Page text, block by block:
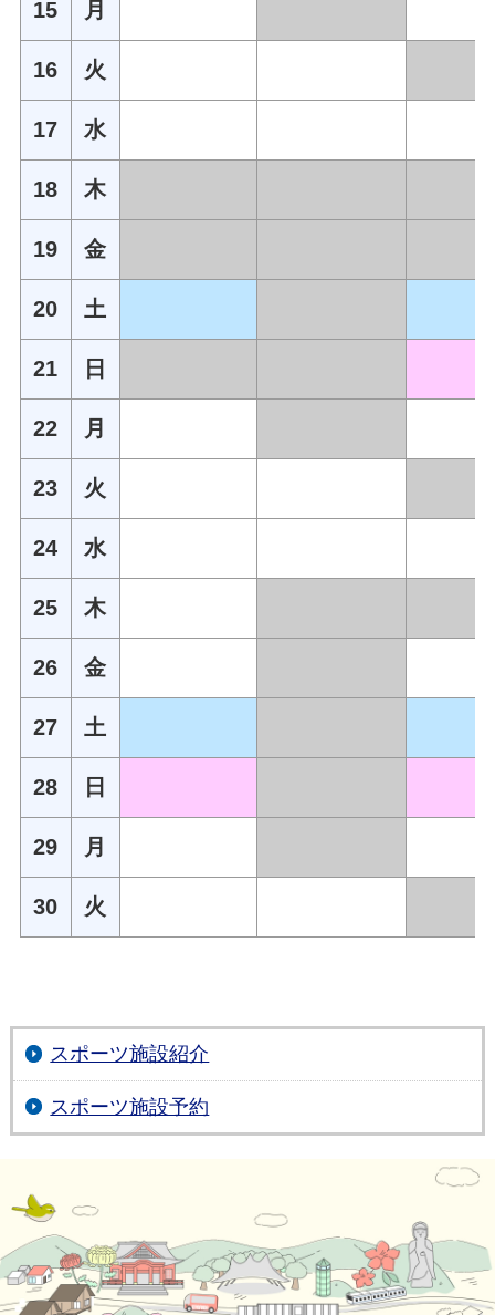
15 月
16 火
17 水
18 木
19 金
20 土
21 日
22 月
23 火
24 水
25 木
26 金
27 土
28 日
29 月
30 火
スポーツ施設紹介
スポーツ施設予約